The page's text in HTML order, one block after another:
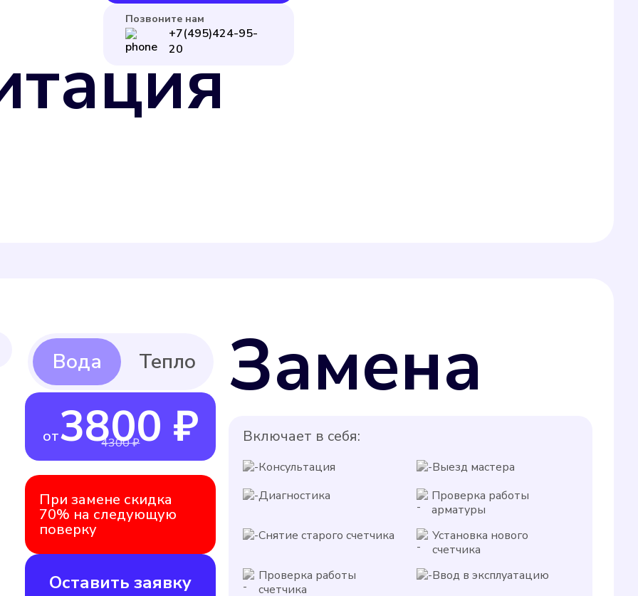
Позвоните нам
+7(495)424-95-
20
Замена
Включает в себя:
Консультация
Выезд мастера
Диагностика
Проверка работы
арматуры
Снятие старого счетчика
Установка нового
счетчика
Проверка работы
счетчика
Ввод в эксплуатацию
от3800 ₽
4300 ₽
При замене скидка
70% на следующую
поверку
Оставить заявку